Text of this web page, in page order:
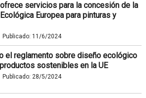
servicios para la concesión de la
Europea para pinturas y
Publicado: 11/6/2024
el reglamento sobre diseño ecológico
sostenibles en la UE
Publicado: 28/5/2024